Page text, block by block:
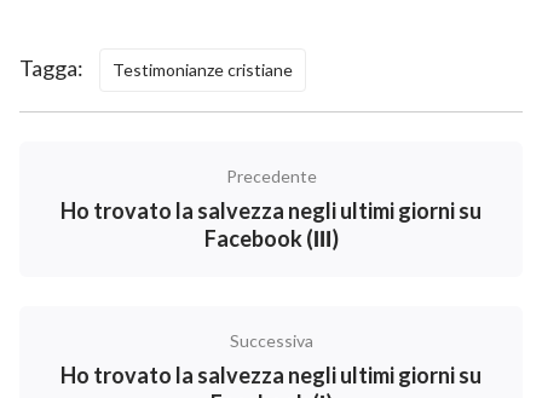
ragionevole ciò che hanno detto. Poi lasciamo cadere
Tagga: Testimonianze cristiane
Precedente
Ho trovato la salvezza negli ultimi giorni su
Facebook (Ⅲ)
Successiva
Ho trovato la salvezza negli ultimi giorni su